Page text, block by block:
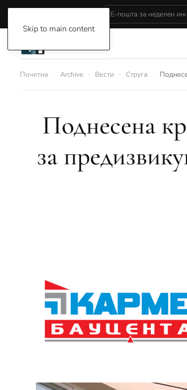
Skip to main content
Почетна Archive Вести Струга
Поднесена
за